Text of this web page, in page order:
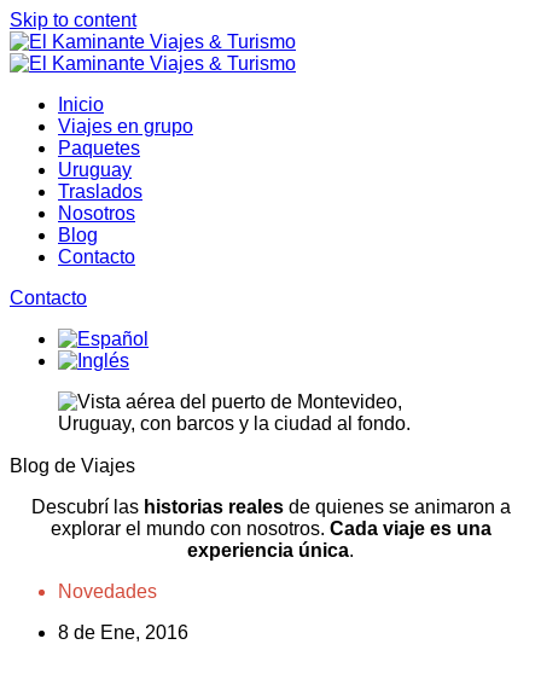
Skip to content
Inicio
Viajes en grupo
Paquetes
Uruguay
Traslados
Nosotros
Blog
Contacto
Contacto
mobile
mobile
Blog de Viajes
Descubrí las historias realesde quienes se animaron a
explorar el mundo con nosotros. Cada viaje es una
experiencia única.
Novedades
8 de Ene, 2016